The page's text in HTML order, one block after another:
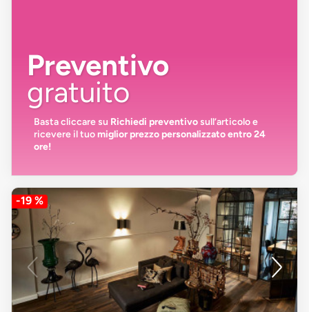
Preventivo
gratuito
Basta cliccare su Richiedi preventivosull’articolo e
ricevere il tuomiglior prezzo personalizzato entro 24
ore!
-19 %